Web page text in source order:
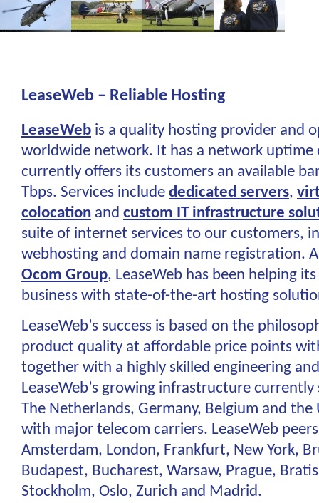
LeaseWeb – Reliable Hosting
LeaseWeb is a quality hosting provider and
worldwide network. It has a network uptime
currently offers its customers an available
Tbps. Services include dedicated servers,
colocation and custom IT infrastructure
suite of internet services to our customers,
webhosting and domain name registration.
Ocom Group, LeaseWeb has been helping its
business with state-of-the-art hosting
LeaseWeb’s success is based on the
product quality at affordable price points
together with a highly skilled engineering
LeaseWeb’s growing infrastructure
The Netherlands, Germany, Belgium and
with major telecom carriers. LeaseWeb
Amsterdam, London, Frankfurt, New York,
Budapest, Bucharest, Warsaw, Prague,
Stockholm, Oslo, Zurich and Madrid.